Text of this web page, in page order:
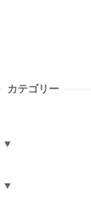
カテゴリー